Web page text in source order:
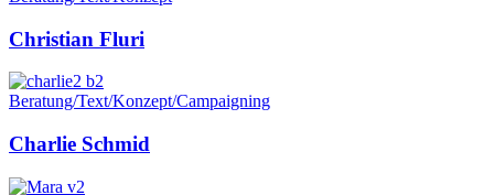
Christian Fluri
Beratung/Text/Konzept/Campaigning
Charlie Schmid